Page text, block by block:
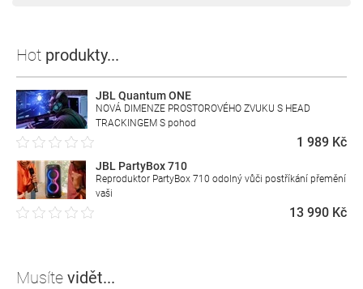
Hot produkty...
JBL Quantum ONE
NOVÁ DIMENZE PROSTOROVÉHO ZVUKU S HEAD
TRACKINGEM S pohod
1 989 Kč
JBL PartyBox 710
Reproduktor PartyBox 710 odolný vůči postříkání přemění
vaši
13 990 Kč
Musíte vidět...